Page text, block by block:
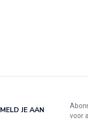
MELD JE AAN
voor